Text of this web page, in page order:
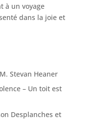
à un voyage
dans la joie et
Stevan Heaner
– Un toit est
Desplanches et